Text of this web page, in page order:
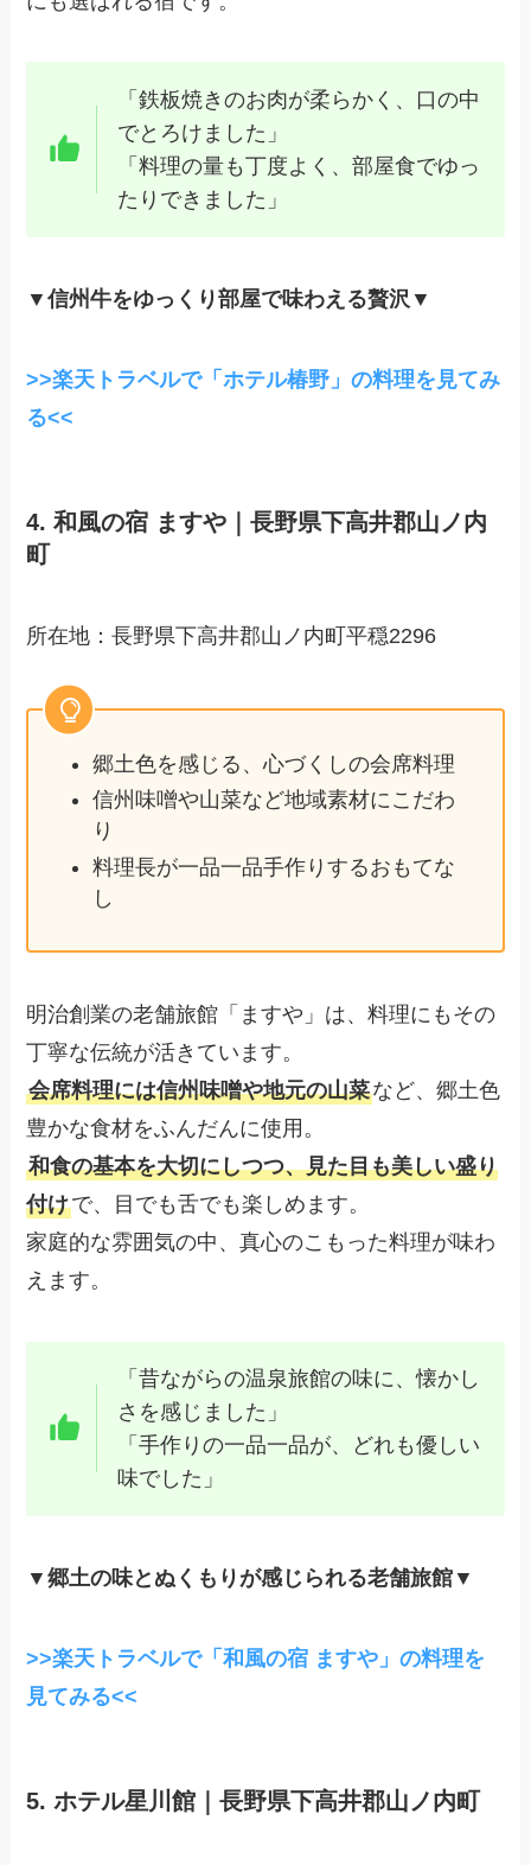
「鉄板焼きのお肉が柔らかく、口の中
でとろけました」
「料理の量も丁度よく、部屋食でゆっ
たりできました」
▼信州牛をゆっくり部屋で味わえる贅沢▼
>>楽天トラベルで「ホテル椿野」の料理を見てみ
る<<
4. 和風の宿 ますや｜長野県下高井郡山ノ内
町
所在地：長野県下高井郡山ノ内町平穏2296
郷土色を感じる、心づくしの会席料理
信州味噌や山菜など地域素材にこだわ
り
料理長が一品一品手作りするおもてな
し
明治創業の老舗旅館「ますや」は、料理にもその
丁寧な伝統が活きています。
会席料理には信州味噌や地元の山菜など、郷土色
豊かな食材をふんだんに使用。
和食の基本を大切にしつつ、見た目も美しい盛り
付けで、目でも舌でも楽しめます。
家庭的な雰囲気の中、真心のこもった料理が味わ
えます。
「昔ながらの温泉旅館の味に、懐かし
さを感じました」
「手作りの一品一品が、どれも優しい
味でした」
▼郷土の味とぬくもりが感じられる老舗旅館▼
>>楽天トラベルで「和風の宿 ますや」の料理を
見てみる<<
5. ホテル星川館｜長野県下高井郡山ノ内町